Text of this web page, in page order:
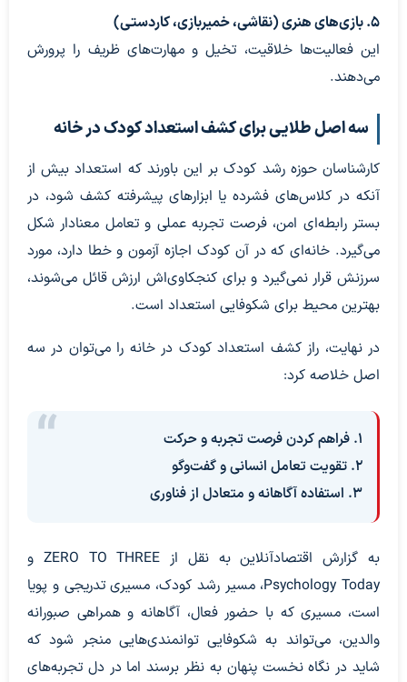
۵. بازی‌های هنری (نقاشی، خمیربازی، کاردستی)
این فعالیت‌ها خلاقیت، تخیل و مهارت‌های ظریف را پرورش
می‌دهند.
سه اصل طلایی برای کشف استعداد کودک در خانه
کارشناسان حوزه رشد کودک بر این باورند که استعداد بیش از
آنکه در کلاس‌های فشرده یا ابزارهای پیشرفته کشف شود، در
بستر رابطه‌ای امن، فرصت تجربه عملی و تعامل معنادار شکل
می‌گیرد. خانه‌ای که در آن کودک اجازه آزمون و خطا دارد، مورد
سرزنش قرار نمی‌گیرد و برای کنجکاوی‌اش ارزش قائل می‌شوند،
بهترین محیط برای شکوفایی استعداد است.
در نهایت، راز کشف استعداد کودک در خانه را می‌توان در سه
اصل خلاصه کرد:
۱. فراهم کردن فرصت تجربه و حرکت
۲. تقویت تعامل انسانی و گفت‌وگو
۳. استفاده آگاهانه و متعادل از فناوری
به گزارش اقتصادآنلاین به نقل از ZERO TO THREE و
Psychology Today، مسیر رشد کودک، مسیری تدریجی و پویا
است، مسیری که با حضور فعال، آگاهانه و همراهی صبورانه
والدین، می‌تواند به شکوفایی توانمندی‌هایی منجر شود که
شاید در نگاه نخست پنهان به نظر برسند اما در دل تجربه‌های